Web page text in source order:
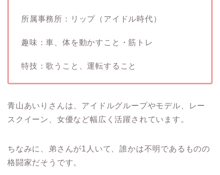
所属事務所：リップ（アイドル時代）
趣味：車、体を動かすこと・筋トレ
特技：歌うこと、運転すること
青山あいりさんは、アイドルグループやモデル、レー
スクイーン、女優など幅広く活躍されています。
ちなみに、弟さんが1人いて、誰かは不明であるものの
格闘家だそうです。